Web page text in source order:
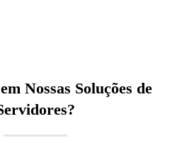
Nossas Soluções de